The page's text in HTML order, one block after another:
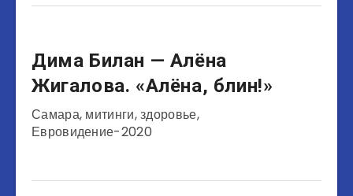
Дима Билан — Алёна
Жигалова. «Алёна, блин!»
Самара, митинги, здоровье,
Евровидение-2020